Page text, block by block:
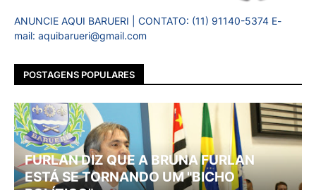
ANUNCIE AQUI BARUERI | CONTATO: (11) 91140-5374 E-
mail: aquibarueri@gmail.com
POSTAGENS POPULARES
FURLAN DIZ QUE A BRUNA FURLAN
ESTÁ SE TORNANDO UM "BICHO